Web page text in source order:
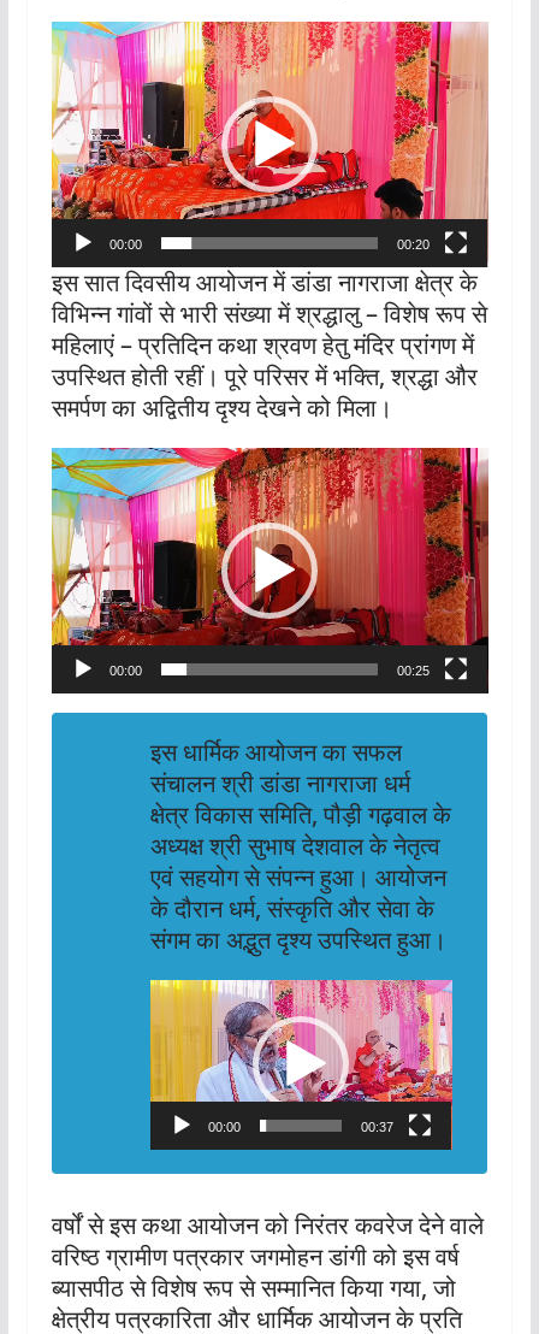
Video
Player
00:00 00:20
इस सात दिवसीय आयोजन में डांडा नागराजा क्षेत्र के
विभिन्न गांवों से भारी संख्या में श्रद्धालु – विशेष रूप से
महिलाएं – प्रतिदिन कथा श्रवण हेतु मंदिर प्रांगण में
उपस्थित होती रहीं। पूरे परिसर में भक्ति, श्रद्धा और
समर्पण का अद्वितीय दृश्य देखने को मिला।
Video
Player
00:00 00:25
इस धार्मिक आयोजन का सफल
संचालन श्री डांडा नागराजा धर्म
क्षेत्र विकास समिति, पौड़ी गढ़वाल के
अध्यक्ष श्री सुभाष देशवाल के नेतृत्व
एवं सहयोग से संपन्न हुआ। आयोजन
के दौरान धर्म, संस्कृति और सेवा के
संगम का अद्भुत दृश्य उपस्थित हुआ।
Video
Player
00:00 00:37
वर्षों से इस कथा आयोजन को निरंतर कवरेज देने वाले
वरिष्ठ ग्रामीण पत्रकार जगमोहन डांगी को इस वर्ष
ब्यासपीठ से विशेष रूप से सम्मानित किया गया, जो
क्षेत्रीय पत्रकारिता और धार्मिक आयोजन के प्रति